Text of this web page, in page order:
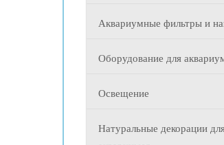
Аквариумные фильтры и
Оборудование для
Освещение
Натуральные декорации